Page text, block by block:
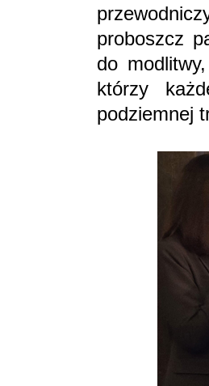
proboszcz
do
którzy
podziemnej